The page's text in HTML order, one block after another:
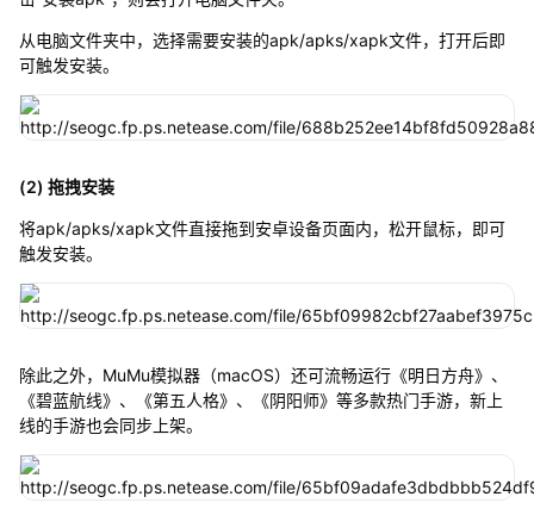
从电脑文件夹中，选择需要安装的apk/apks/xapk文件，打开后即
可触发安装。
(2) 拖拽安装
将apk/apks/xapk文件直接拖到安卓设备页面内，松开鼠标，即可
触发安装。
除此之外，MuMu模拟器（macOS）还可流畅运行《明日方舟》、
《碧蓝航线》、《第五人格》、《阴阳师》等多款热门手游，新上
线的手游也会同步上架。